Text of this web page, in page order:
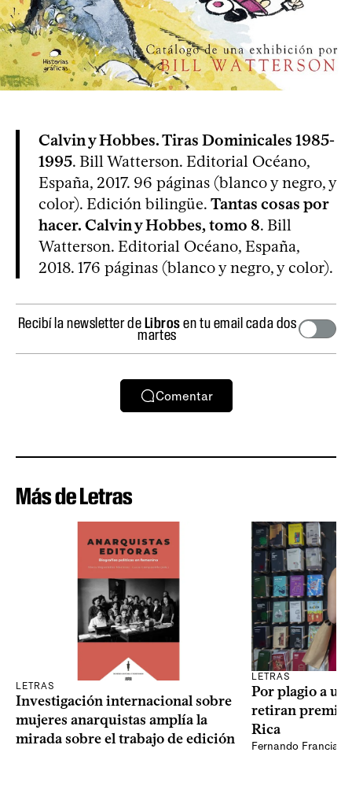
Calvin y Hobbes. Tiras Dominicales 1985-
1995. Bill Watterson. Editorial Océano,
España, 2017. 96 páginas (blanco y negro, y
color). Edición bilingüe. Tantas cosas por
hacer. Calvin y Hobbes, tomo 8. Bill
Watterson. Editorial Océano, España,
2018. 176 páginas (blanco y negro, y color).
Recibí la newsletter deLibrosen tu email cada dos
martes
Comentar
Más de Letras
LETRAS
Investigación internacional sobre
mujeres anarquistas amplía la
mirada sobre el trabajo de edición
LETRAS
Por plagio a
retiran premio
Rica
Fernando Francia,